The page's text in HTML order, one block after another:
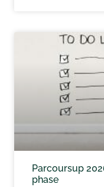
Parcoursup
phase